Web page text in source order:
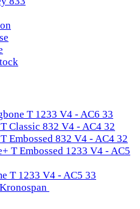
T 1233 V4 - AC6 33
Classic 832 V4 - AC4 32
Embossed 832 V4 - AC4 32
T Embossed 1233 V4 - AC5
T 1233 V4 - AC5 33